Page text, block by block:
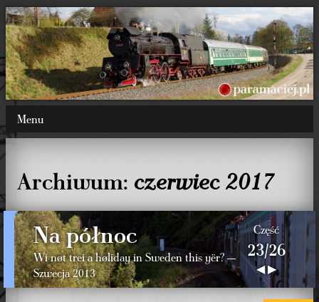
Menu
Archiwum: czerwiec 2017
Na północ
Wi nøt trei a høliday in Sweden this yër? —
Szwecja 2013
Część
23/26
◀▶